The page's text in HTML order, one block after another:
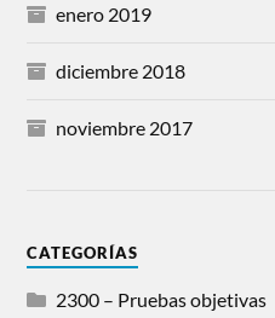
enero 2019
diciembre 2018
noviembre 2017
CATEGORÍAS
2300 – Pruebas objetivas